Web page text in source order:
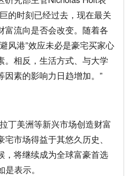
的时刻已经过去，现在最关
富流向是否会改变。随着各
风港”效应未必是豪宅买家心
。相反，生活方式、与大学
素的影响力日趋增加。”
美洲等新兴市场创造财富
市场得益于其悠久历史、
，将继续成为全球富豪首选
表示。